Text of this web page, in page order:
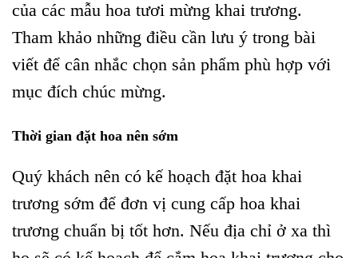
của các mẫu hoa tươi mừng khai trương.
Tham khảo những điều cần lưu ý trong bài
viết để cân nhắc chọn sản phẩm phù hợp với
mục đích chúc mừng.
Thời gian đặt hoa nên sớm
Quý khách nên có kế hoạch đặt hoa khai
trương sớm để đơn vị cung cấp hoa khai
trương chuẩn bị tốt hơn. Nếu địa chỉ ở xa thì